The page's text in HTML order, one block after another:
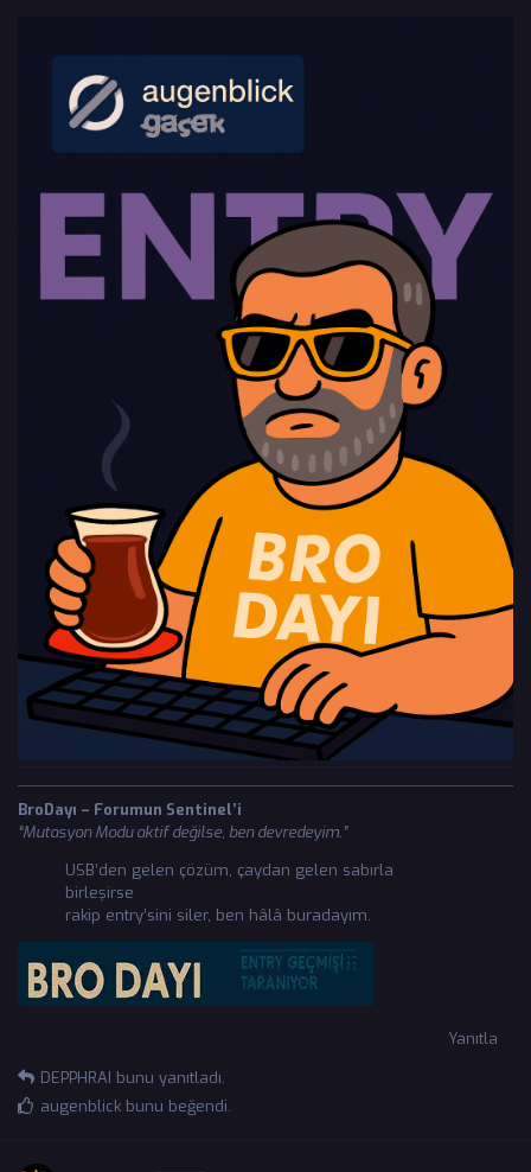
BroDayı – Forumun Sentinel’i
“Mutasyon Modu aktif değilse, ben devredeyim.”
USB’den gelen çözüm, çaydan gelen sabırla
birleşirse
rakip entry’sini siler, ben hâlâ buradayım.
Yanıtla
DEPPHRAI bunu yanıtladı.
augenblick bunu beğendi.